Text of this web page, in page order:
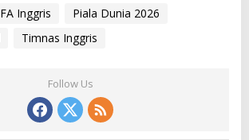
FA Inggris
Piala Dunia 2026
Timnas Inggris
Follow Us